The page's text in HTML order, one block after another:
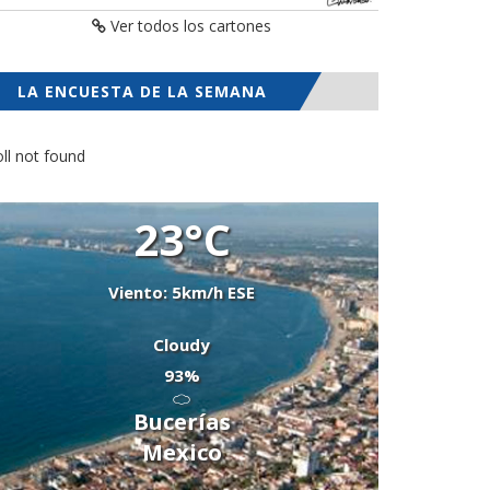
Ver todos los cartones
LA ENCUESTA DE LA SEMANA
not found
23°C
Viento: 5km/h ESE
Cloudy
93%
Bucerías
Mexico